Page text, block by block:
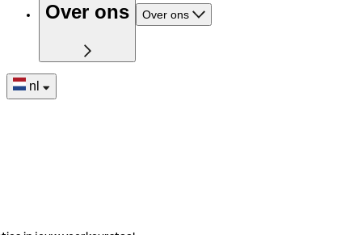
Over ons Over ons
nl